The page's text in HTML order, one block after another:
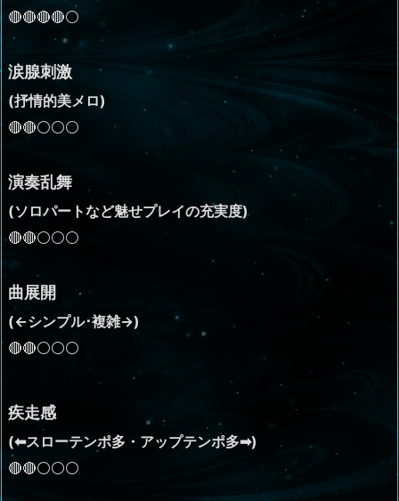
🔴🔴🔴🔴⚪
涙腺刺激
(抒情的美メロ)
🔴🔴⚪⚪⚪
演奏乱舞
(ソロパートなど魅せプレイの充実度)
🔴🔴⚪⚪⚪
曲展開
(←シンプル･複雑→)
🔴🔴⚪⚪⚪
疾走感
(⬅スローテンポ多・アップテンポ多➡)
🔴🔴⚪⚪⚪